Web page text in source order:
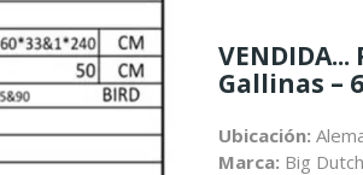
Gallinas –
Ubicación:
Marca: Big